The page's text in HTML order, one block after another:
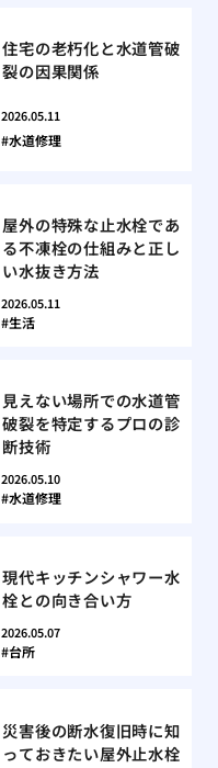
住宅の老朽化と水道管破
裂の因果関係
2026.05.11
水道修理
屋外の特殊な止水栓であ
る不凍栓の仕組みと正し
い水抜き方法
2026.05.11
生活
見えない場所での水道管
破裂を特定するプロの診
断技術
2026.05.10
水道修理
現代キッチンシャワー水
栓との向き合い方
2026.05.07
台所
災害後の断水復旧時に知
っておきたい屋外止水栓